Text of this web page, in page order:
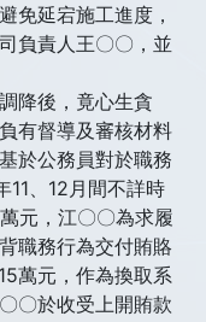
免延宕施工進度，
負責人王〇〇，並
降後，竟心生貪
有督導及審核材料
於公務員對於職務
11、12月間不詳時
元，江〇〇為求履
職務行為交付賄賂
萬元，作為換取系
〇於收受上開賄款